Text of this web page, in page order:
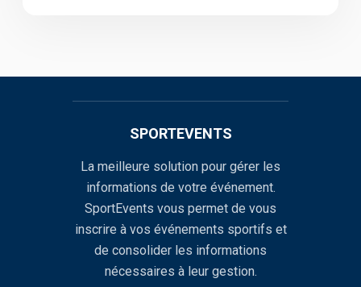
SPORTEVENTS
La meilleure solution pour gérer les
informations de votre événement.
SportEvents vous permet de vous
inscrire à vos événements sportifs et
de consolider les informations
nécessaires à leur gestion.